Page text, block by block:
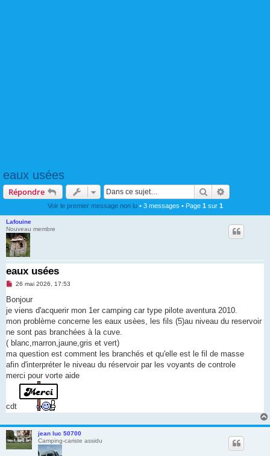
eaux usées
Répondre Rechercher
Voir le premier message non lu• 3 messages • Page 1sur 1
Lafouine
Nouveau membre
eaux usées
M
s
a
g
n
o
l
u
26 mai 2026, 17:53
Bonjour
je viens d'acquerir mon 1er camping car type pilote aventura 2010.
mon problème concerne les eaux usèes, les fils (5)au niveau du reservoir
ne sont pas branchées à la cuve.
( blanc,marron,jaune,gris et vert)
ma question est comment les branchés et qu'elle est le fil de masse
afin d'interpréter le niveau du réservoir par les voyants de controle
merci pour vorte aide
cdt
jean luc 50700
Camping-cariste assidu